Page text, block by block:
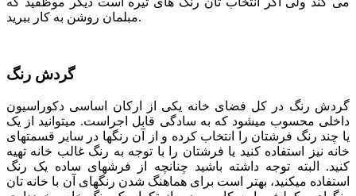
مبلمان روشن به کار ببرید.
گردش رنگ
گردش رنگ در کل فضای خانه یکی از ارکان اساسی دکوراسیون
داخلی محسوب می­شود که به سادگی قابل اجراست. می­توانید از یک
یا چند رنگ فرش­تان را انتخاب کرده و از آن رنگ­ها در سایر قسمت­های
خانه نیز استفاده کنید یا فرشتان را با توجه به رنگ غالب خانه تهیه
کنید. البته توجه داشته باشید چنانچه از فرش­های ساده یک رنگ
استفاده می­کنید، بهتر است برای هماهنگ شدن رنگ­های آن با خانه­ تان